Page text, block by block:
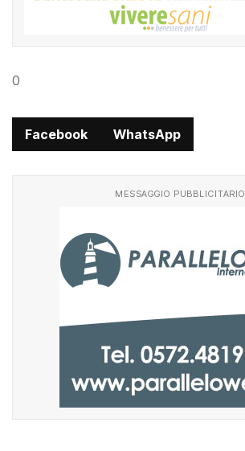
0
Facebook WhatsApp
MESSAGGIO PUBBLICITARIO